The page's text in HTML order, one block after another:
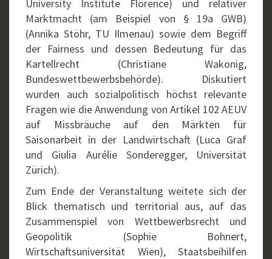
University Institute Florence) und relativer
Marktmacht (am Beispiel von § 19a GWB)
(Annika Stöhr, TU Ilmenau) sowie dem Begriff
der Fairness und dessen Bedeutung für das
Kartellrecht (Christiane Wakonig,
Bundeswettbewerbsbehörde). Diskutiert
wurden auch sozialpolitisch höchst relevante
Fragen wie die Anwendung von Artikel 102 AEUV
auf Missbräuche auf den Märkten für
Saisonarbeit in der Landwirtschaft (Luca Graf
und Giulia Aurélie Sonderegger, Universität
Zürich).
Zum Ende der Veranstaltung weitete sich der
Blick thematisch und territorial aus, auf das
Zusammenspiel von Wettbewerbsrecht und
Geopolitik (Sophie Bohnert,
Wirtschaftsuniversität Wien), Staatsbeihilfen